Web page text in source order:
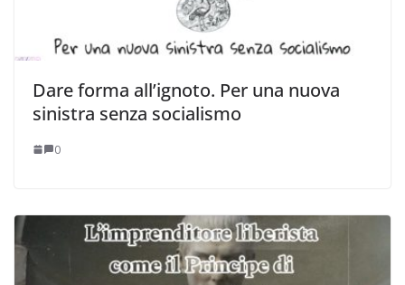
Dare forma all’ignoto. Per una nuova
sinistra senza socialismo
0